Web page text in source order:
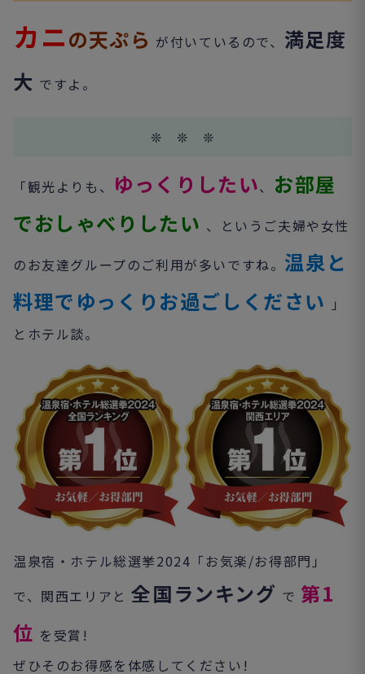
カニの天ぷら が付いているので、 満足度
大 ですよ。
❊ ❊ ❊
「観光よりも、 ゆっくりしたい、 お部屋
でおしゃべりしたい 、というご夫婦や女性
のお友達グループのご利用が多いですね。 温泉と
料理でゆっくりお過ごしください 」
とホテル談。
温泉宿・ホテル総選挙2024「お気楽/お得部門」
で、関西エリアと全国ランキング で 第1
位 を受賞!
ぜひそのお得感を体感してください!